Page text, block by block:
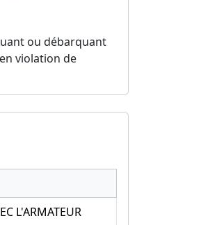
ou débarquant
violation de
L'ARMATEUR